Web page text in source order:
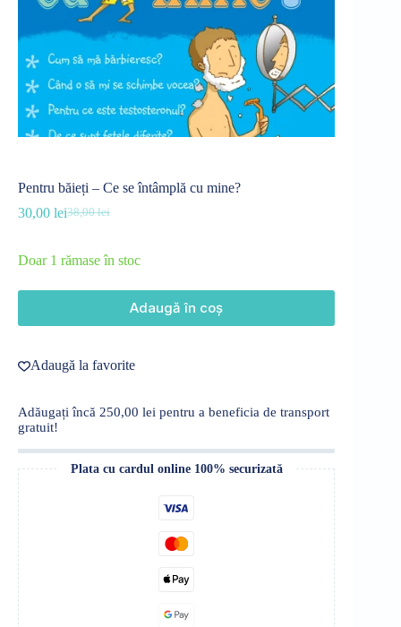
Pentru băieți – Ce se întâmplă cu mine?
38,00lei
Prețul
fost:
30,00 leiPrețul
30,00 lei.
Doar 1 rămase în stoc
Adaugă în coș
Adaugă la favorite
Adăugați încă 250,00 lei pentru a beneficia de transport
gratuit!
Plata cu cardul online 100% securizată